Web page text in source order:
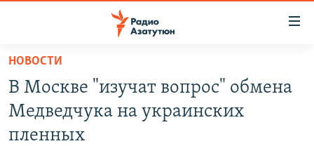
Перейти
основному
содержанию
НОВОСТИ
В Москве "изучат вопрос" обмена
Медведчука на украинских
пленных